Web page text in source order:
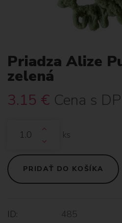
Priadza Alize
zelená
3.15 € Cena s
ks
PRIDAŤ DO KOŠÍKA
ID: 485